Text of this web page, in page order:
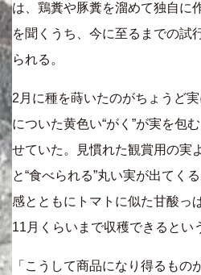
は、鶏糞や豚糞を溜めて独自に
を聞くうち、今に至るまでの試
られる。
2月に種を蒔いたのがちょうど
についた黄色い“がく”が実を包
せていた。見慣れた観賞用の実
と“食べられる”丸い実が出てく
感とともにトマトに似た甘酸っ
11月くらいまで収穫できるとい
「こうして商品になり得るもの